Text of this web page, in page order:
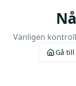
Vänligen
Gå